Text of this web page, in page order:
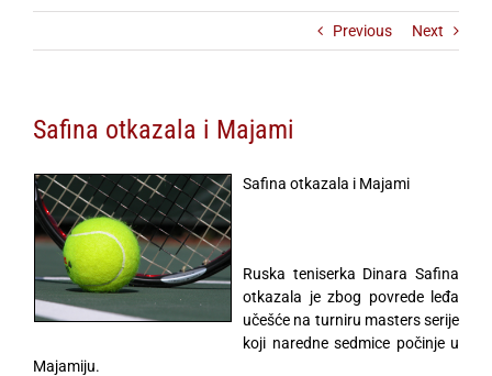
Previous Next
Safina otkazala i Majami
Safina otkazala i Majami
Ruska teniserka Dinara Safina
otkazala je zbog povrede leđa
učešće na turniru masters serije
koji naredne sedmice počinje u
Majamiju.